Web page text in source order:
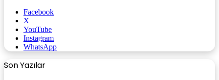
Facebook
X
YouTube
Instagram
WhatsApp
Son Yazılar